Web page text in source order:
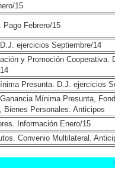
15
Pago Febrero/15
ejercicios Septiembre/14
y Promoción Cooperativa.
Presunta. D.J. ejercicios
Mínima Presunta,
Bienes Personales. Anticipos
Información Enero/15
Convenio Multilateral.